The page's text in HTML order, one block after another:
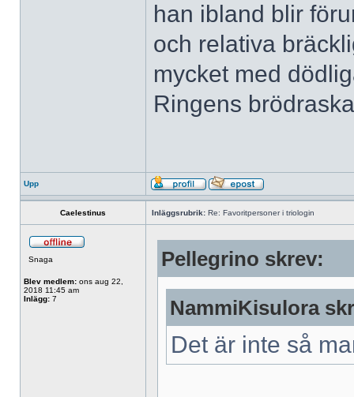
han ibland blir
och relativa
mycket med
Ringens
Upp
Caelestinus Inläggsrubrik: Re: Favoritpersoner i triologin
Snaga
Blev medlem: ons aug 22,
2018 11:45 am
Inlägg: 7
Pellegrino skrev:
NammiKisulora
Det är inte så